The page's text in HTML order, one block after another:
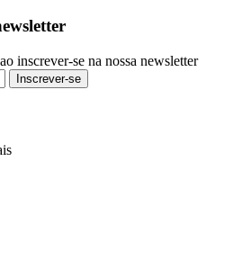
inscrever-se na nossa newsletter
Inscrever-se